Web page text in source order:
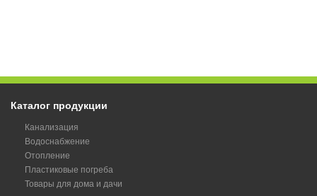
Каталог продукции
Канализация
Водоснабжение
Отопление
Пластиковые погреба
Товары для дома и дачи